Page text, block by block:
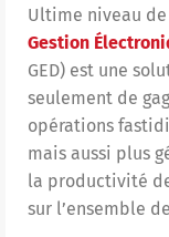
Ultime niveau
Gestion
GED) est une
seulement de
opérations
mais aussi plus
la productivité
sur l’ensemble